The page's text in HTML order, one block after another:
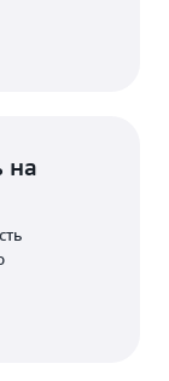
на